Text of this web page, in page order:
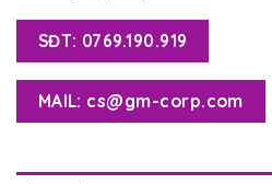
SĐT: 0769.190.919
MAIL: cs@gm-corp.com